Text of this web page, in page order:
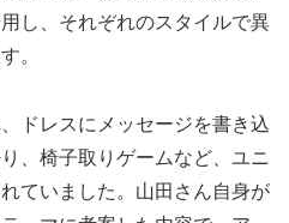
し、それぞれのスタイルで異
。
ドレスにメッセージを書き込
、椅子取りゲームなど、ユニ
ていました。山田さん自身が